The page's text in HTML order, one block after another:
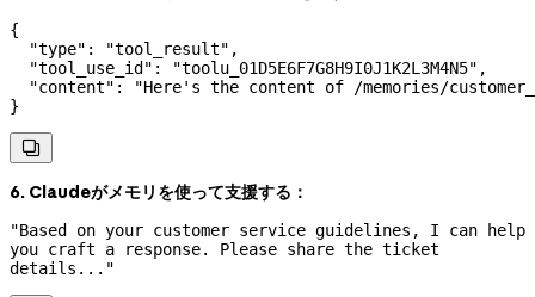
{
  "type"
: "tool_result" ,
  "tool_use_id"
: "toolu_01D5E6F7G8H9I0J1K2L3M4N5" ,
  "content"
:
"Here's the content of /memories/
}

6. Claudeがメモリを使って支援する：
"Based on your customer service guidelines, I can help
you craft a response. Please share the ticket
details..."